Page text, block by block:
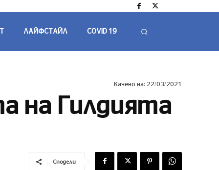
ЛАЙФСТАЙЛ COVID 19
Качено на: 22/03/2021
на Гилдията
Сподели